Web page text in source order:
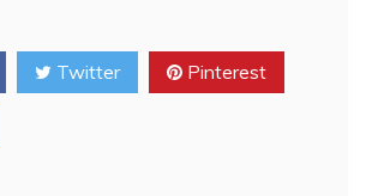
ă
Twitter Pinterest